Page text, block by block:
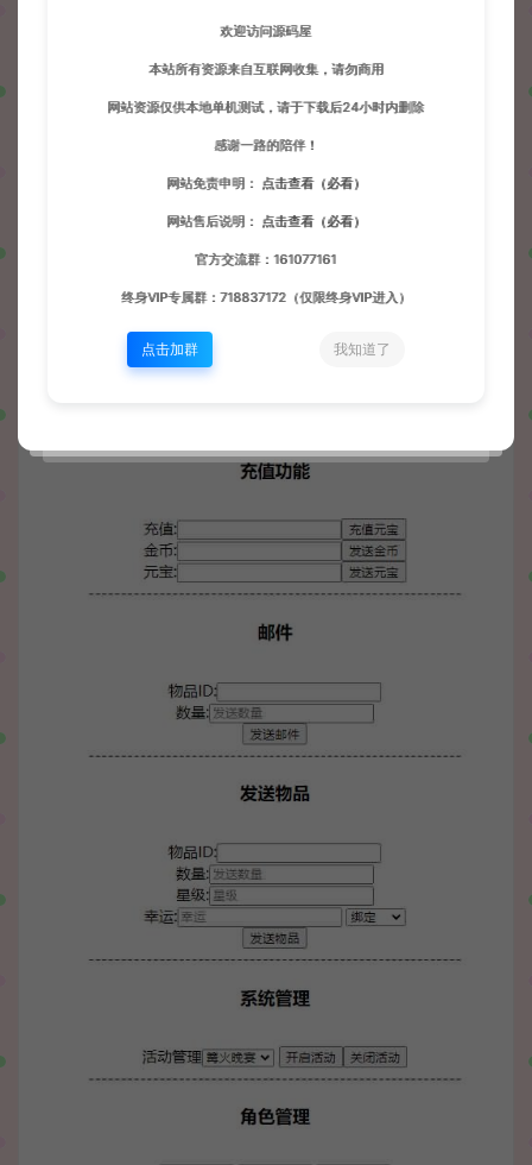
欢迎访问源码屋
本站所有资源来自互联网收集，请勿商用
网站资源仅供本地单机测试，请于下载后24小时内删除
感谢一路的陪伴！
网站免责申明： 点击查看（必看）
网站售后说明： 点击查看（必看）
官方交流群：161077161
终身VIP专属群：718837172（仅限终身VIP进入）
点击加群 我知道了